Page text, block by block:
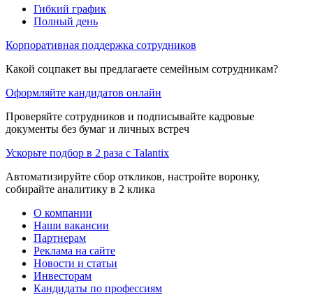
Гибкий график
Полный день
Корпоративная поддержка сотрудников
Какой соцпакет вы предлагаете семейным сотрудникам?
Оформляйте кандидатов онлайн
Проверяйте сотрудников и подписывайте кадровые
документы без бумаг и личных встреч
Ускорьте подбор в 2 раза с Talantix
Автоматизируйте сбор откликов, настройте воронку,
собирайте аналитику в 2 клика
О компании
Наши вакансии
Партнерам
Реклама на сайте
Новости и статьи
Инвесторам
Кандидаты по профессиям